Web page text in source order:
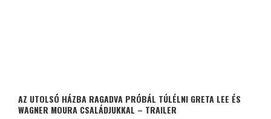
AZ UTOLSÓ HÁZBA RAGADVA PRÓBÁL TÚLÉLNI GRETA LEE ÉS
WAGNER MOURA CSALÁDJUKKAL – TRAILER